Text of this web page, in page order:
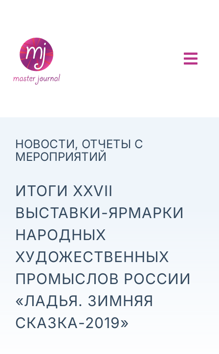
ОТЧЕТЫ
НОВОСТИ, ОТЧЕТЫ С
МЕРОПРИЯТИЙ
ИТОГИ XXVII
ВЫСТАВКИ-ЯРМАРКИ
НАРОДНЫХ
ХУДОЖЕСТВЕННЫХ
ПРОМЫСЛОВ РОССИИ
«ЛАДЬЯ. ЗИМНЯЯ
СКАЗКА-2019»